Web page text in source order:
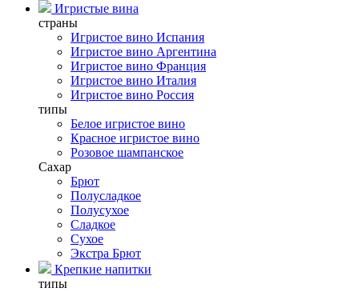
Игристые вина
страны
Игристое вино Испания
Игристое вино Аргентина
Игристое вино Франция
Игристое вино Италия
Игристое вино Россия
типы
Белое игристое вино
Красное игристое вино
Розовое шампанское
Сахар
Брют
Полусладкое
Полусухое
Сладкое
Сухое
Экстра Брют
Крепкие напитки
типы